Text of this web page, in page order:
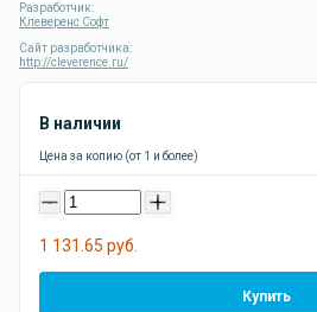
Разработчик:
Клеверенс Софт
Сайт разработчика:
http://cleverence.ru/
В наличии
Цена за копию (от 1 и более)
- +
1 131.65 руб.
Купить